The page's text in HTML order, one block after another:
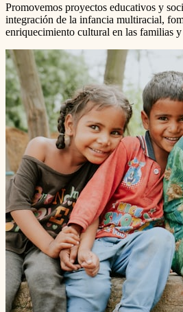
Promovemos proyectos educativos y
integración de la infancia multiracial,
enriquecimiento cultural en las familias y